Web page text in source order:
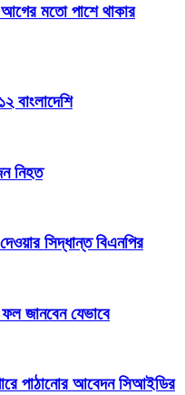
মতো পাশে থাকার
বাংলাদেশি
নিহত
সিদ্ধান্ত বিএনপির
জানবেন যেভাবে
পাঠানোর আবেদন সিআইডির